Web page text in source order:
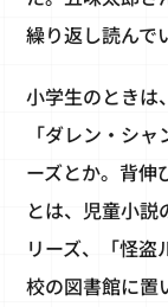
繰り返し読んで
小学生のときは
「ダレン・シ
ーズとか。背伸
とは、児童小
リーズ、「怪
校の図書館に置